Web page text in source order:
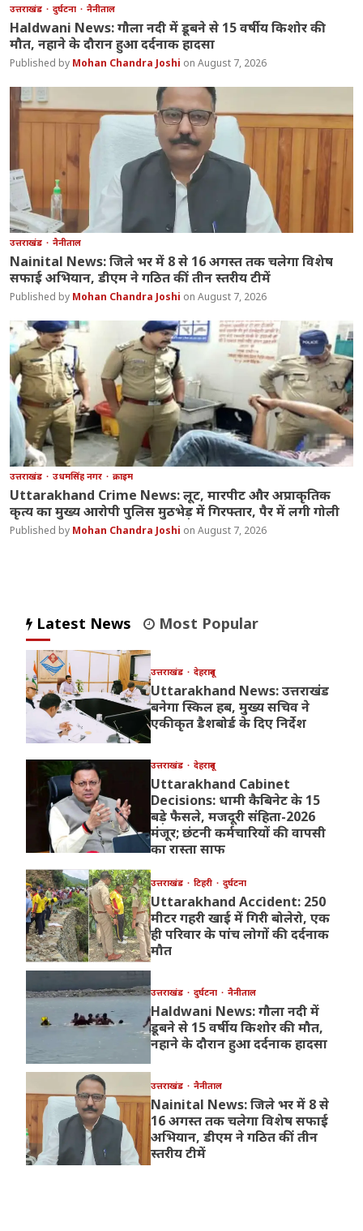
उत्तराखंड दुर्घटना नैनीताल
Haldwani News: गौला नदी में डूबने से 15 वर्षीय किशोर की
मौत, नहाने के दौरान हुआ दर्दनाक हादसा
Mohan Chandra Joshi August 7, 2026
उत्तराखंड नैनीताल
Nainital News: जिले भर में 8 से 16 अगस्त तक चलेगा विशेष
सफाई अभियान, डीएम ने गठित कीं तीन स्तरीय टीमें
Mohan Chandra Joshi August 7, 2026
उत्तराखंड उधमसिंह नगर क्राइम
Uttarakhand Crime News: लूट, मारपीट और अप्राकृतिक
कृत्य का मुख्य आरोपी पुलिस मुठभेड़ में गिरफ्तार, पैर में लगी गोली
Mohan Chandra Joshi August 7, 2026
Latest News Most Popular
उत्तराखंड देहरादून
Uttarakhand News: उत्तराखंड
बनेगा स्किल हब, मुख्य सचिव ने
एकीकृत डैशबोर्ड के दिए निर्देश
उत्तराखंड देहरादून
Uttarakhand Cabinet
Decisions: धामी कैबिनेट के 15
बड़े फैसले, मजदूरी संहिता-2026
मंजूर; छंटनी कर्मचारियों की वापसी
का रास्ता साफ
उत्तराखंड टिहरी दुर्घटना
Uttarakhand Accident: 250
मीटर गहरी खाई में गिरी बोलेरो, एक
ही परिवार के पांच लोगों की दर्दनाक
मौत
उत्तराखंड दुर्घटना नैनीताल
Haldwani News: गौला नदी में
डूबने से 15 वर्षीय किशोर की मौत,
नहाने के दौरान हुआ दर्दनाक हादसा
उत्तराखंड नैनीताल
Nainital News: जिले भर में 8 से
16 अगस्त तक चलेगा विशेष सफाई
अभियान, डीएम ने गठित कीं तीन
स्तरीय टीमें